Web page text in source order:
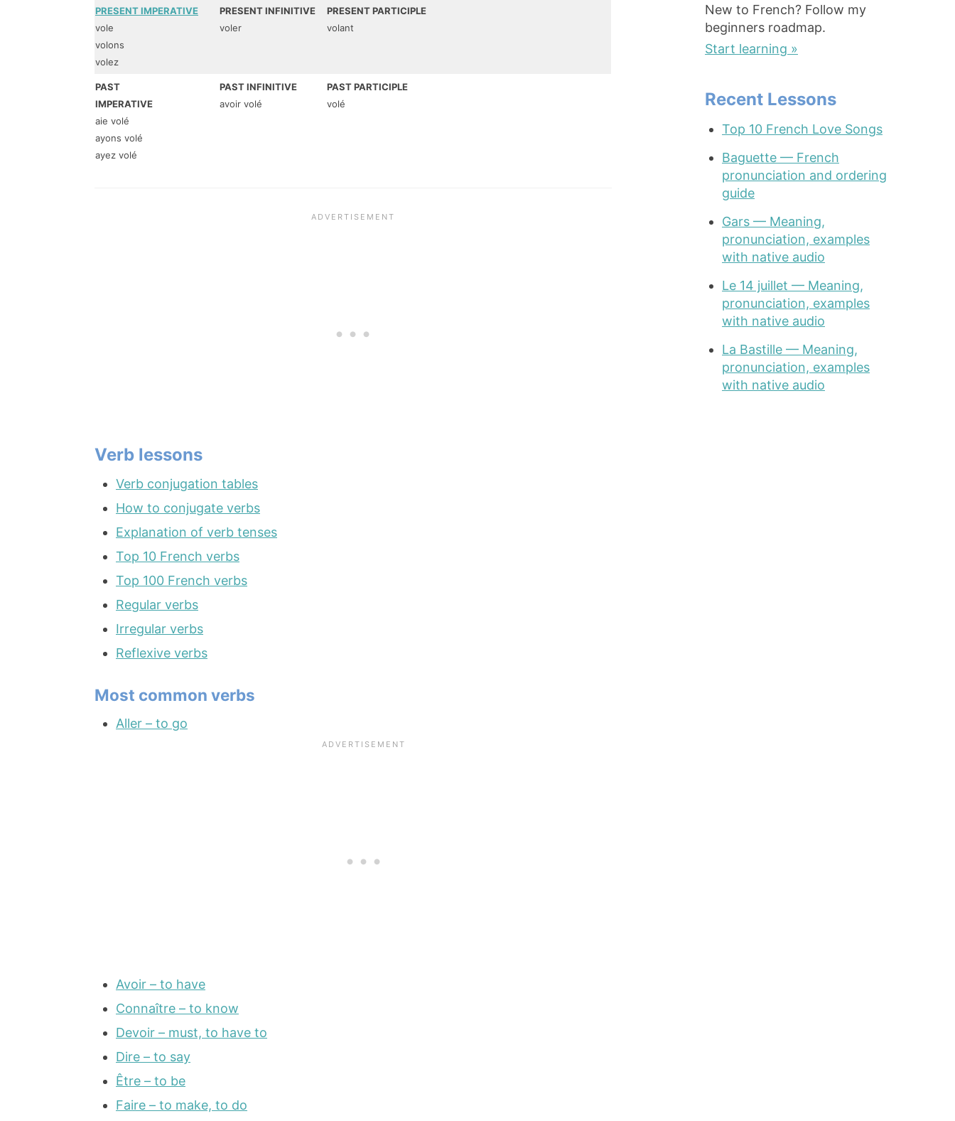
PRESENT IMPERATIVE
vole
volons
volez
PRESENT INFINITIVE
voler
PRESENT PARTICIPLE
volant
PAST
IMPERATIVE
aie volé
ayons volé
ayez volé
PAST INFINITIVE
avoir volé
PAST PARTICIPLE
volé
Verb lessons
Verb conjugation tables
How to conjugate verbs
Explanation of verb tenses
Top 10 French verbs
Top 100 French verbs
Regular verbs
Irregular verbs
Reflexive verbs
Most common verbs
Aller – to go
Avoir – to have
Connaître – to know
Devoir – must, to have to
Dire – to say
Être – to be
Faire – to make, to do
New to French? Follow my
beginners roadmap.
Start learning »
Recent Lessons
Top 10 French Love Songs
Baguette — French
pronunciation and ordering
guide
Gars — Meaning,
pronunciation, examples
with native audio
Le 14 juillet — Meaning,
pronunciation, examples
with native audio
La Bastille — Meaning,
pronunciation, examples
with native audio